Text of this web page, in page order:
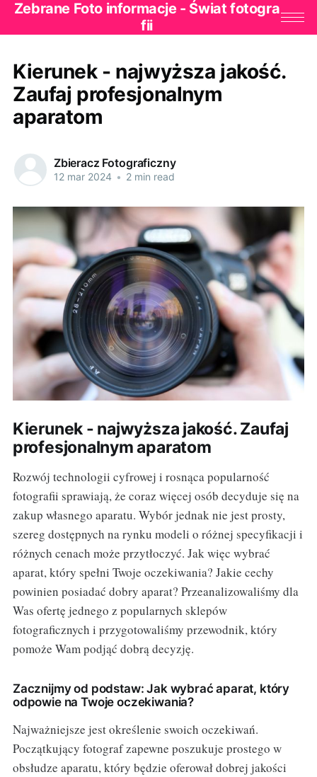
Zebrane Foto informacje - Świat fotogra
fii
Kierunek - najwyższa jakość.
Zaufaj profesjonalnym
aparatom
Zbieracz Fotograficzny
12 mar 2024 • 2 min read
Kierunek - najwyższa jakość. Zaufaj
profesjonalnym aparatom
Rozwój technologii cyfrowej i rosnąca popularność
fotografii sprawiają, że coraz więcej osób decyduje się na
zakup własnego aparatu. Wybór jednak nie jest prosty,
szereg dostępnych na rynku modeli o różnej specyfikacji i
różnych cenach może przytłoczyć. Jak więc wybrać
aparat, który spełni Twoje oczekiwania? Jakie cechy
powinien posiadać dobry aparat? Przeanalizowaliśmy dla
Was ofertę jednego z popularnych sklepów
fotograficznych i przygotowaliśmy przewodnik, który
pomoże Wam podjąć dobrą decyzję.
Zacznijmy od podstaw: Jak wybrać aparat, który
odpowie na Twoje oczekiwania?
Najważniejsze jest określenie swoich oczekiwań.
Początkujący fotograf zapewne poszukuje prostego w
obsłudze aparatu, który będzie oferował dobrej jakości